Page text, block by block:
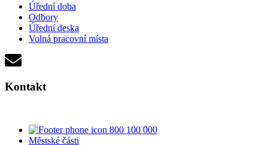
Úřední doba
Odbory
Úřední deska
Volná pracovní místa
Kontakt
800 100 000
Městské části